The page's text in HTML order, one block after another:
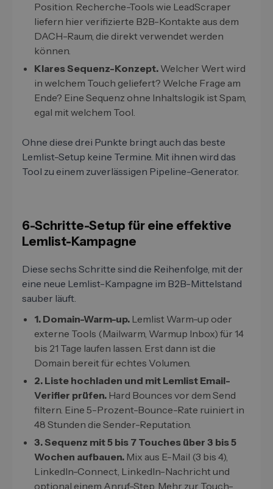
Position. Recherche-Tools wie LeadScraper
liefern hier verifizierte B2B-Kontakte aus dem
DACH-Raum, die direkt verwendet werden
können.
Klares Sequenz-Konzept. Welcher Wert wird
in welchem Touch geliefert? Welche Frage am
Ende? Eine Sequenz ohne Inhaltslogik ist Spam,
egal mit welchem Tool.
Ohne diese drei Punkte bringt auch das beste
Lemlist-Setup keine Termine. Mit ihnen wird das
Tool zu einem zuverlässigen Pipeline-Generator.
6-Schritte-Setup für eine effektive
Lemlist-Kampagne
Diese sechs Schritte sind die Reihenfolge, mit der
eine neue Lemlist-Kampagne im B2B-Mittelstand
sauber läuft.
1. Domain-Warm-up. Lemlist Warm-up oder
externe Tools (Mailwarm, Warmup Inbox) für 14
bis 21 Tage laufen lassen. Erst dann ist die
Domain bereit für echtes Volumen.
2. Liste hochladen und mit Lemlist Email-
Verifier prüfen. Hard Bounces vor dem Send
filtern. Eine 5-Prozent-Bounce-Rate ruiniert in
48 Stunden die Sender-Reputation.
3. Sequenz mit 5 bis 7 Touches über 3 bis 5
Wochen aufbauen. Mix aus E-Mail (3 bis 4),
LinkedIn-Connect, LinkedIn-Nachricht und
optional einem Anruf-Step. Mehr zur Touch-